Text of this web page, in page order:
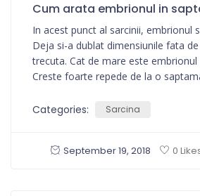
Cum arata embrionul in
In acest punct al sarcinii, embrionul
Deja si-a dublat dimensiunile fata
trecuta. Cat de mare este
Creste foarte repede de la o
Categories: Sarcina
September 19, 2018 0